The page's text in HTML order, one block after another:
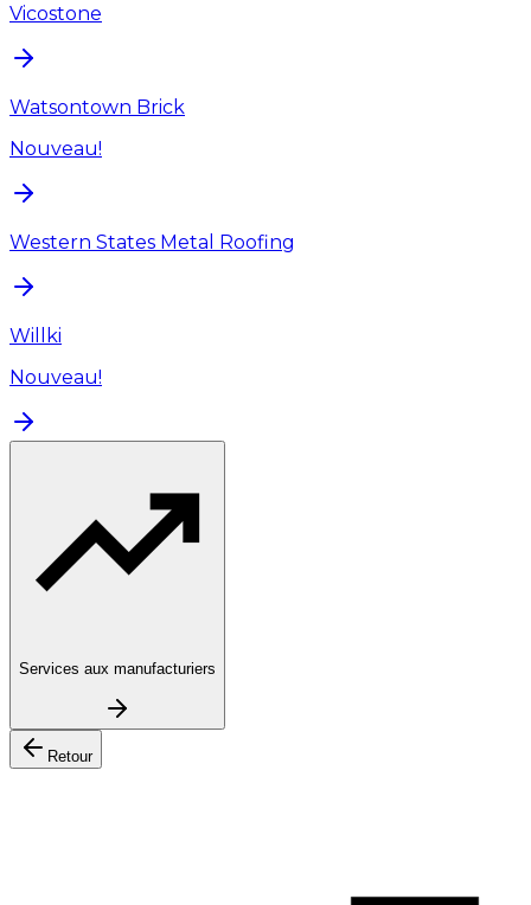
Vicostone
Watsontown Brick
Nouveau!
Western States Metal Roofing
Willki
Nouveau!
Services aux manufacturiers
Retour